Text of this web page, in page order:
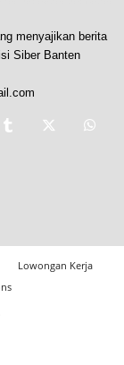
menyajikan berita
Siber Banten
Lowongan Kerja